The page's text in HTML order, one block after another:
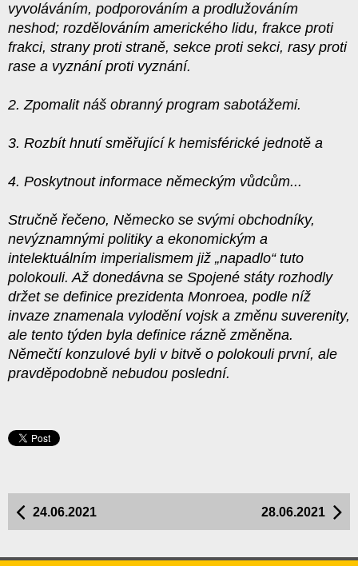
vyvoláváním, podporováním a prodlužováním
neshod; rozdělováním amerického lidu, frakce proti
frakci, strany proti straně, sekce proti sekci, rasy proti
rase a vyznání proti vyznání.
2. Zpomalit náš obranný program sabotážemi.
3. Rozbít hnutí směřující k hemisférické jednotě a
4. Poskytnout informace německým vůdcům...
Stručně řečeno, Německo se svými obchodníky,
nevýznamnými politiky a ekonomickým a
intelektuálním imperialismem již „napadlo“ tuto
polokouli. Až donedávna se Spojené státy rozhodly
držet se definice prezidenta Monroea, podle níž
invaze znamenala vylodění vojsk a změnu suverenity,
ale tento týden byla definice rázně změněna.
Němečtí konzulové byli v bitvě o polokouli první, ale
pravděpodobně nebudou poslední.
28.06.2021
24.06.2021